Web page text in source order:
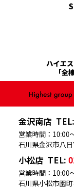
ハイエ
「全
金沢南店 TEL:
石川県金沢市八
営業時間：10:00
小松店 TEL:
石川県小松市園
営業時間：10:00